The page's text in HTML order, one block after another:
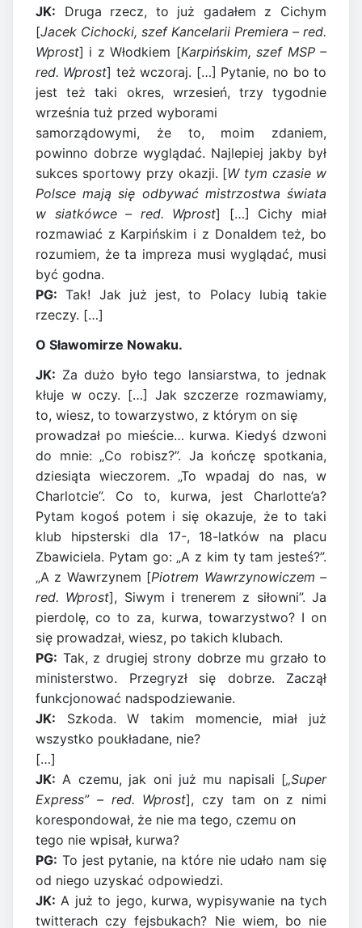
JK: Druga rzecz, to już gadałem z Cichym
[Jacek Cichocki, szef Kancelarii Premiera – red.
Wprost] i z Włodkiem [Karpińskim, szef MSP –
red. Wprost] też wczoraj. […] Pytanie, no bo to
jest też taki okres, wrzesień, trzy tygodnie
września tuż przed wyborami
samorządowymi, że to, moim zdaniem,
powinno dobrze wyglądać. Najlepiej jakby był
sukces sportowy przy okazji. [W tym czasie w
Polsce mają się odbywać mistrzostwa świata
w siatkówce – red. Wprost] […] Cichy miał
rozmawiać z Karpińskim i z Donaldem też, bo
rozumiem, że ta impreza musi wyglądać, musi
być godna.
PG: Tak! Jak już jest, to Polacy lubią takie
rzeczy. […]
O Sławomirze Nowaku.
JK: Za dużo było tego lansiarstwa, to jednak
kłuje w oczy. […] Jak szczerze rozmawiamy,
to, wiesz, to towarzystwo, z którym on się
prowadzał po mieście… kurwa. Kiedyś dzwoni
do mnie: „Co robisz?”. Ja kończę spotkania,
dziesiąta wieczorem. „To wpadaj do nas, w
Charlotcie”. Co to, kurwa, jest Charlotte’a?
Pytam kogoś potem i się okazuje, że to taki
klub hipsterski dla 17-, 18-latków na placu
Zbawiciela. Pytam go: „A z kim ty tam jesteś?”.
„A z Wawrzynem [Piotrem Wawrzynowiczem –
red. Wprost], Siwym i trenerem z siłowni”. Ja
pierdolę, co to za, kurwa, towarzystwo? I on
się prowadzał, wiesz, po takich klubach.
PG: Tak, z drugiej strony dobrze mu grzało to
ministerstwo. Przegryzł się dobrze. Zaczął
funkcjonować nadspodziewanie.
JK: Szkoda. W takim momencie, miał już
wszystko poukładane, nie?
[…]
JK: A czemu, jak oni już mu napisali [„Super
Express” – red. Wprost], czy tam on z nimi
korespondował, że nie ma tego, czemu on
tego nie wpisał, kurwa?
PG: To jest pytanie, na które nie udało nam się
od niego uzyskać odpowiedzi.
JK: A już to jego, kurwa, wypisywanie na tych
twitterach czy fejsbukach? Nie wiem, bo nie